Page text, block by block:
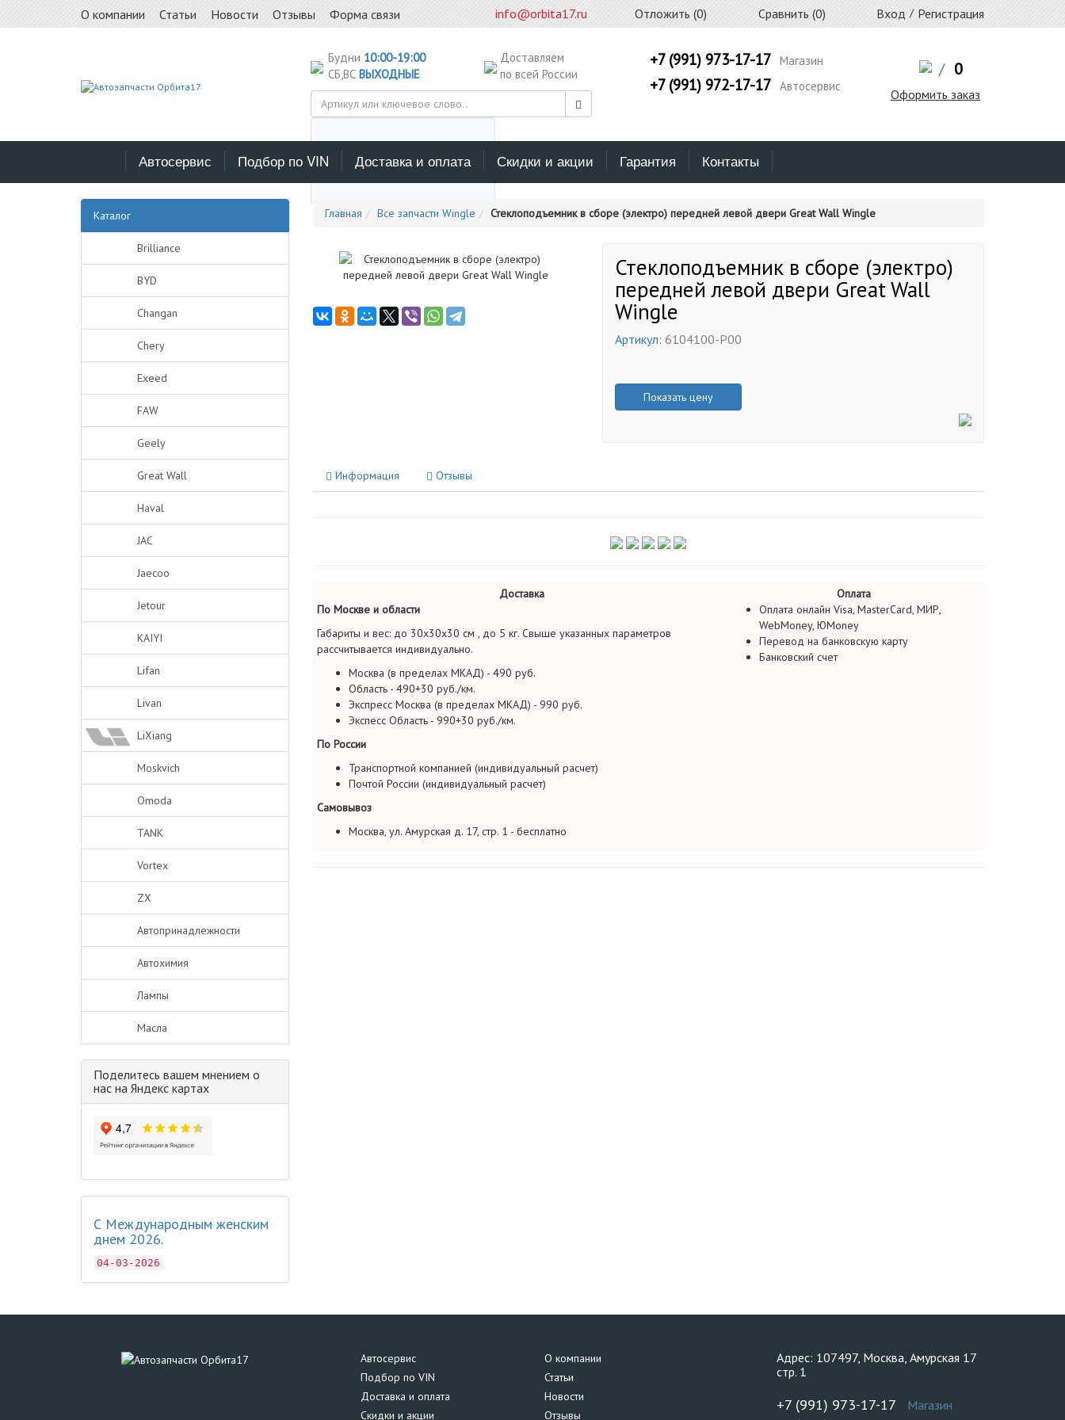
О компании Статьи Новости Отзывы Форма связи info@orbita17.ru Отложить (0) Сравнить (0) Вход / Регистрация
Будни 10:00-19:00
СБ,ВС ВЫХОДНЫЕ
Доставляем
по всей России
Выберите каталог поиска
+7 (991) 973-17-17 Магазин
+7 (991) 972-17-17 Автосервис
/ 0
Оформить заказ
Автосервис Подбор по VIN Доставка и оплата Скидки и акции Гарантия Контакты
Каталог
Brilliance
BYD
Changan
Chery
Exeed
FAW
Geely
Great Wall
Haval
JAC
Jaecoo
Jetour
KAIYI
Lifan
Livan
LiXiang
Moskvich
Omoda
TANK
Vortex
ZX
Автопринадлежности
Автохимия
Лампы
Масла
Поделитесь вашем мнением о
нас на Яндекс картах
С Международным женским
днем 2026.
04-03-2026
Главная Все запчасти Wingle Стеклоподъемник в сборе (электро) передней левой двери Great Wall Wingle
Стеклоподъемник в сборе (электро)
передней левой двери Great Wall
Wingle
Артикул: 6104100-P00
Показать цену
Информация Отзывы
Доставка
Оплата
По Москве и области
Габариты и вес: до 30х30х30 см , до 5 кг. Свыше указанных параметров
рассчитывается индивидуально.
Москва (в пределах МКАД) - 490 руб.
Область - 490+30 руб./км.
Экспресс Москва (в пределах МКАД) - 990 руб.
Экспесс Область - 990+30 руб./км.
По России
Транспортной компанией (индивидуальный расчет)
Почтой России (индивидуальный расчет)
Самовывоз
Москва, ул. Амурская д. 17, стр. 1 - бесплатно
Оплата онлайн Visa, MasterCard, МИР,
WebMoney, ЮMoney
Перевод на банковскую карту
Банковский счет
Автосервис
Подбор по VIN
Доставка и оплата
Скидки и акции
О компании
Статьи
Новости
Отзывы
Адрес: 107497, Москва, Амурская 17
стр. 1
+7 (991) 973-17-17 Магазин